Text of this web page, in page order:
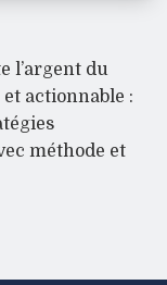
l’argent du
actionnable :
méthode et